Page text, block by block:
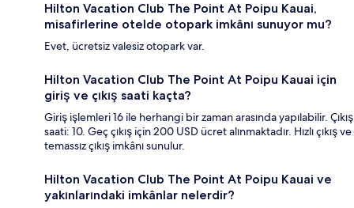
Hilton Vacation Club The Point At Poipu Kauai,
misafirlerine otelde otopark imkânı sunuyor mu?
Evet, ücretsiz valesiz otopark var.
Hilton Vacation Club The Point At Poipu Kauai için
giriş ve çıkış saati kaçta?
Giriş işlemleri 16 ile herhangi bir zaman arasında yapılabilir. Çıkış
saati: 10. Geç çıkış için 200 USD ücret alınmaktadır. Hızlı çıkış ve
temassız çıkış imkânı sunulur.
Hilton Vacation Club The Point At Poipu Kauai ve
yakınlarındaki imkânlar nelerdir?